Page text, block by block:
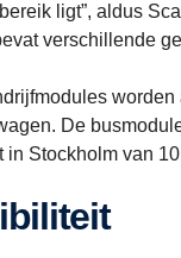
ligt”, aldus
verschillende
De
Stockholm van